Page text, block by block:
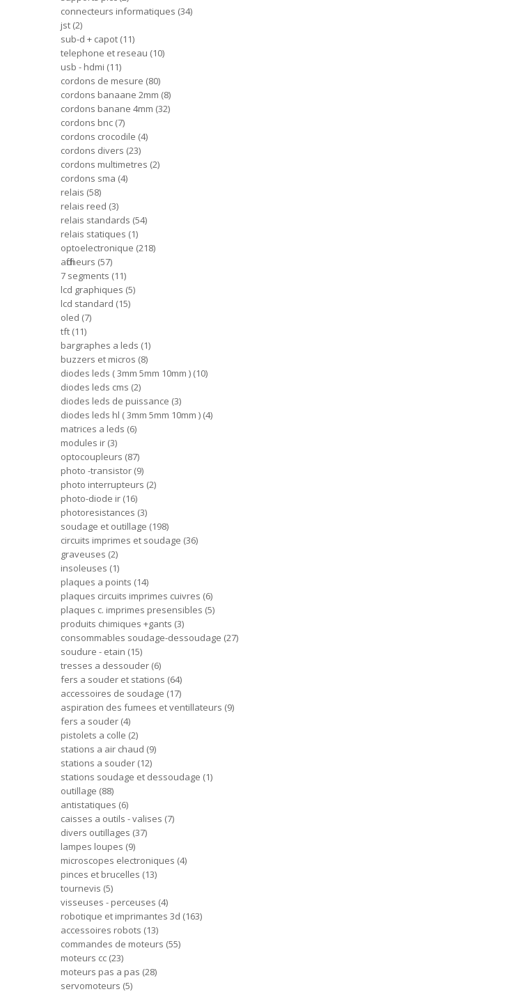
connecteurs informatiques 34
jst 2
sub-d + capot 11
telephone et reseau 10
usb - hdmi 11
cordons de mesure 80
cordons banaane 2mm 8
cordons banane 4mm 32
cordons bnc 7
cordons crocodile 4
cordons divers 23
cordons multimetres 2
cordons sma 4
relais 58
relais reed 3
relais standards 54
relais statiques 1
optoelectronique 218
afficheurs 57
7 segments 11
lcd graphiques 5
lcd standard 15
oled 7
tft 11
bargraphes a leds 1
buzzers et micros 8
diodes leds ( 3mm 5mm 10mm ) 10
diodes leds cms 2
diodes leds de puissance 3
diodes leds hl ( 3mm 5mm 10mm ) 4
matrices a leds 6
modules ir 3
optocoupleurs 87
photo -transistor 9
photo interrupteurs 2
photo-diode ir 16
photoresistances 3
soudage et outillage 198
circuits imprimes et soudage 36
graveuses 2
insoleuses 1
plaques a points 14
plaques circuits imprimes cuivres 6
plaques c. imprimes presensibles 5
produits chimiques +gants 3
consommables soudage-dessoudage 27
soudure - etain 15
tresses a dessouder 6
fers a souder et stations 64
accessoires de soudage 17
aspiration des fumees et ventillateurs 9
fers a souder 4
pistolets a colle 2
stations a air chaud 9
stations a souder 12
stations soudage et dessoudage 1
outillage 88
antistatiques 6
caisses a outils - valises 7
divers outillages 37
lampes loupes 9
microscopes electroniques 4
pinces et brucelles 13
tournevis 5
visseuses - perceuses 4
robotique et imprimantes 3d 163
accessoires robots 13
commandes de moteurs 55
moteurs cc 23
moteurs pas a pas 28
servomoteurs 5